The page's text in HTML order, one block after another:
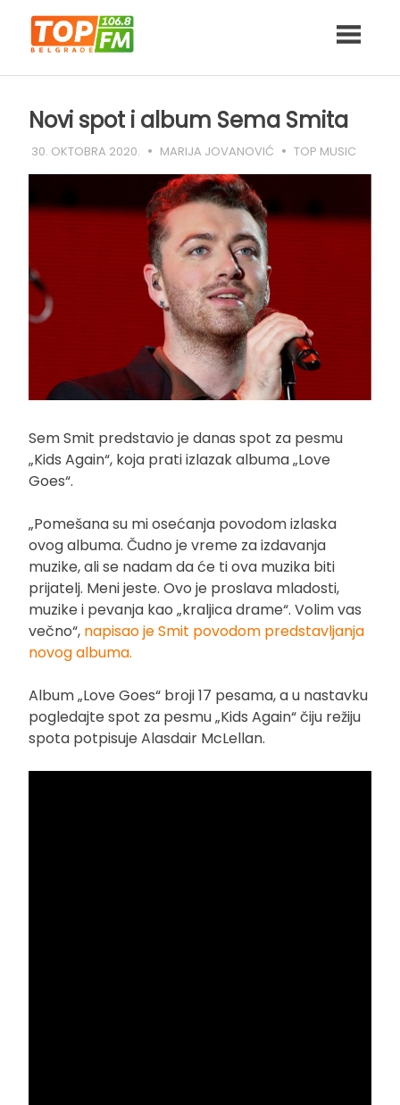
content
Novi spot i album Sema Smita
30. OKTOBRA 2020. MARIJA JOVANOVIĆ TOP MUSIC
Sem Smit predstavio je danas spot za pesmu
„Kids Again“, koja prati izlazak albuma „Love
Goes“.
„Pomešana su mi osećanja povodom izlaska
ovog albuma. Čudno je vreme za izdavanja
muzike, ali se nadam da će ti ova muzika biti
prijatelj. Meni jeste. Ovo je proslava mladosti,
muzike i pevanja kao „kraljica drame“. Volim vas
večno“, napisao je Smit povodom predstavljanja
novog albuma.
Album „Love Goes“ broji 17 pesama, a u nastavku
pogledajte spot za pesmu „Kids Again“ čiju režiju
spota potpisuje Alasdair McLellan.